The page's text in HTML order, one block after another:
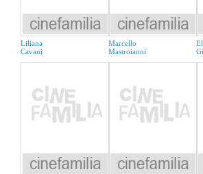
Liliana
Cavani
Marcello
Mastroianni